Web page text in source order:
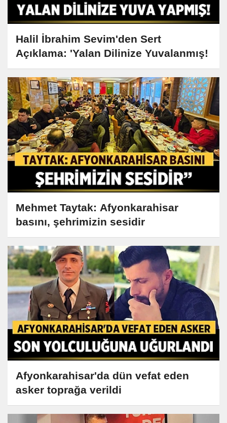
Halil İbrahim Sevim'den Sert
Açıklama: 'Yalan Dilinize Yuvalanmış!
Mehmet Taytak: Afyonkarahisar
basını, şehrimizin sesidir
Afyonkarahisar'da dün vefat eden
asker toprağa verildi